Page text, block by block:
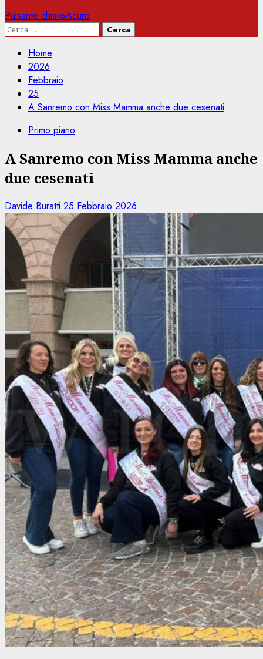
Pulsante chiaro/scuro
Ricerca
Home
2026
Febbraio
25
A Sanremo con Miss Mamma anche due cesenati
Primo piano
A Sanremo con Miss Mamma anche
due cesenati
Davide Buratti 25 Febbraio 2026